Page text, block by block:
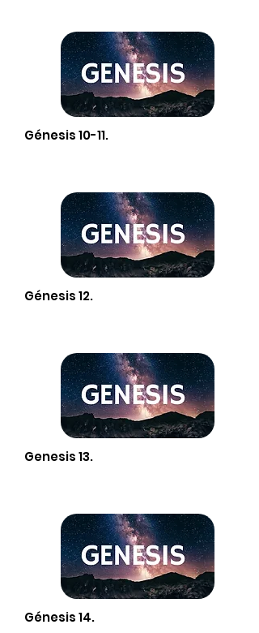
Génesis 10-11.
Génesis 12.
Genesis 13.
Génesis 14.